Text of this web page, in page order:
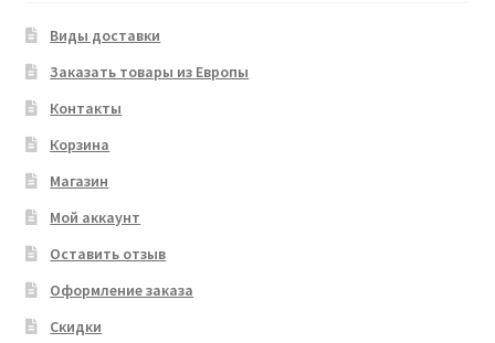
Виды доставки
Заказать товары из Европы
Контакты
Корзина
Магазин
Мой аккаунт
Оставить отзыв
Оформление заказа
Скидки